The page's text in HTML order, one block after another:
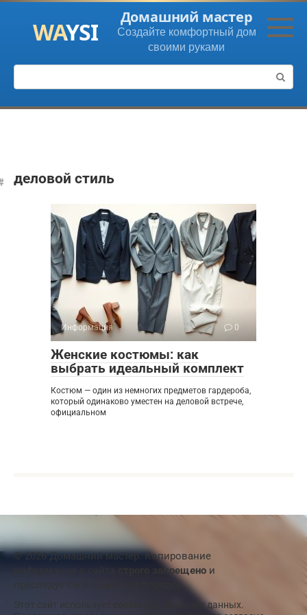
Перейти
контенту
Домашний мастер
Создайте комфортный дом
своими руками
Поиск:
деловой стиль
Информация 0
Женские костюмы: как
выбрать идеальный комплект
Костюм — один из немногих предметов гардероба,
который одинаково уместен на деловой встрече,
официальном
© 2026 Домашний мастер. Копирование
строго запрещено и
преследуется в судебном порядке
Этот сайт использует
для хранения данных.